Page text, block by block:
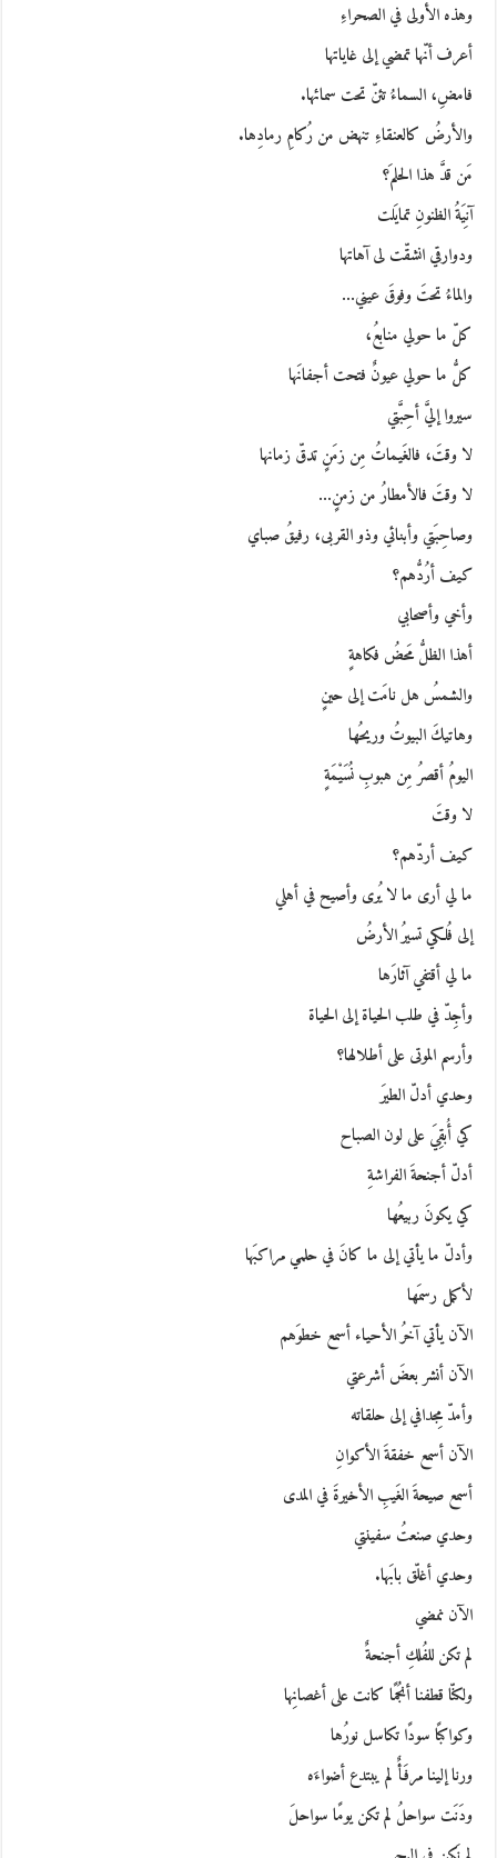
وهذه الأولى في الصحراءِ
أعرف أنّها تمضي إلى غاياتها
فامضِ، السماءُ تئنّ تحت سمائها.
والأرضُ كالعنقاءِ تنهض من رُكامِ رمادِها.
مَن قدَّ هذا الحلمَ؟
آنِيَةُ الظنونِ تمايَلت
ودوارقي انشقّت لى آهاتها
والماءُ تحتَ وفوقَ عيني…
كلّ ما حولي منابعُ،
كلُّ ما حولي عيونٌ فتحت أجفانَها
سيروا إليَّ أحِبَّتي
لا وقتَ، فالغَيماتُ مِن زمَنٍ تدقّ زمانها
لا وقتَ فالأمطارُ من زمنٍ…
وصاحِبَتي وأبنائي وذو القربى، رفيقُ صباي
كيف أرُدُّهم؟
وأخي وأصحابي
أهذا الظلُّ مَحضُ فكاهةٍ
والشمسُ هل نامَت إلى حينٍ
وهاتيكَ البيوتُ وريحُها
اليومُ أقصرُ مِن هبوبِ نُسَيْمَةٍ
لا وقتَ
كيف أردّهم؟
ما لي أرى ما لا يُرى وأصيح في أهلي
إلى فُلكي تسيرُ الأرضُ
ما لي أقتفي آثارَها
وأجِدّ في طلب الحياة إلى الحياة
وأرسم الموتى على أطلالها؟
وحدي أدلّ الطيرَ
كي أُبقِيَ على لون الصباح
أدلّ أجنحةَ الفراشةِ
كي يكونَ ربيعُها
وأدلّ ما يأتي إلى ما كانَ في حلمي مراكبَها
لأكمل رسمَها
الآن يأتي آخرُ الأحياء أسمع خطوَهم
الآن أنشر بعضَ أشرعتي
وأمدّ مِجدافي إلى حلقاته
الآن أسمع خفقةَ الأكوانِ
أسمع صيحةَ الغَيبِ الأخيرةَ في المدى
وحدي صنعتُ سفينتي
وحدي أغلّق بابَها.
الآن نمضي
لم تكن للفُلكِ أجنحةٌ
ولكنّا قطفنا أنجُمًا كانت على أغصانِها
وكواكبًا سودًا تكاسل نورُها
ورنا إلينا مرفَأٌ لم يبتدع أضواءَه
ودَنَت سواحلُ لم تكن يومًا سواحلَ